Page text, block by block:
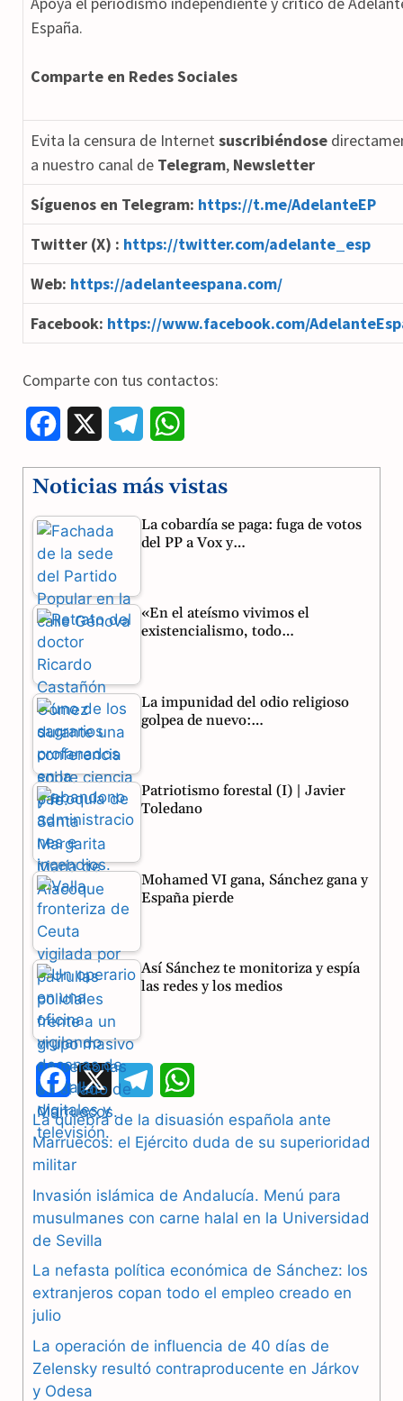
España.
Comparte en Redes Sociales
Evita la censura de Internet suscribiéndose
a nuestro canal de Telegram, Newsletter
Síguenos en Telegram: https://t.me/AdelanteEP
Twitter (X) : https://twitter.com/adelante_esp
Web: https://adelanteespana.com/
Facebook: https://www.facebook.com/
Comparte con tus contactos:
c
e
b
o
o
k
l
e
a
a
t
p
Noticias más vistas
La cobardía se paga: fuga de votos
del PP a Vox y…
«En el ateísmo vivimos el
existencialismo, todo…
La impunidad del odio religioso
golpea de nuevo:…
Patriotismo forestal (I) | Javier
Toledano
Mohamed VI gana, Sánchez gana y
España pierde
Así Sánchez te monitoriza y espía
las redes y los medios
F
a
c
b
o
o
X
e
l
g
a
h
a
s
p
La quiebra de la disuasión española ante
Marruecos: el Ejército duda de su superioridad
militar
Invasión islámica de Andalucía. Menú para
musulmanes con carne halal en la Universidad
de Sevilla
La nefasta política económica de Sánchez: los
extranjeros copan todo el empleo creado en
julio
La operación de influencia de 40 días de
Zelensky resultó contraproducente en Járkov
y Odesa